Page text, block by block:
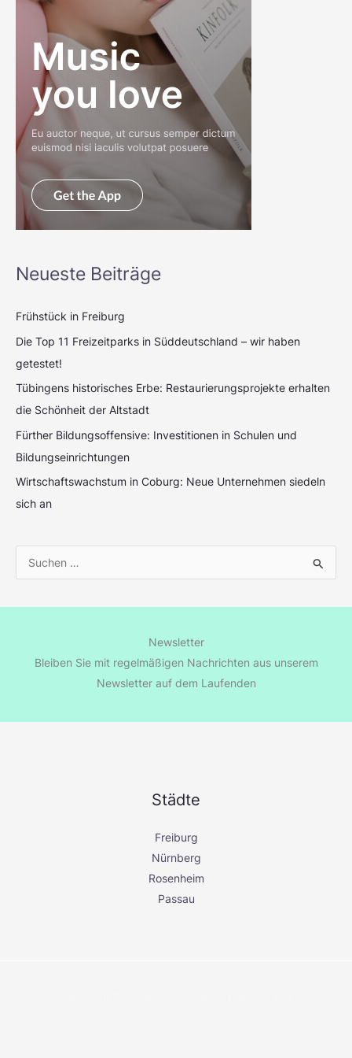
Neueste Beiträge
Frühstück in Freiburg
Die Top 11 Freizeitparks in Süddeutschland – wir haben
getestet!
Tübingens historisches Erbe: Restaurierungsprojekte erhalten
die Schönheit der Altstadt
Fürther Bildungsoffensive: Investitionen in Schulen und
Bildungseinrichtungen
Wirtschaftswachstum in Coburg: Neue Unternehmen siedeln
sich an
c
a
Newsletter
Bleiben Sie mit regelmäßigen Nachrichten aus unserem
Newsletter auf dem Laufenden
Städte
Freiburg
Nürnberg
Rosenheim
Passau